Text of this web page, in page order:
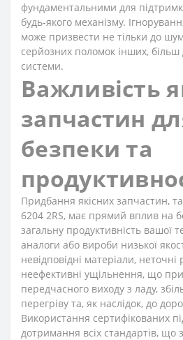
фундаментальними для
будь-якого механізму.
може призвести не тільки до
серйозних поломок інших, більш
системи.
Важливість
запчастин
безпеки та
Придбання якісних запчастин,
6204 2RS, має прямий вплив на
загальну продуктивність вашої
аналоги або вироби низької
невідповідні матеріали, неточні
неефективні ущільнення, що
передчасного виходу з ладу,
перегріву та, як наслідок, до
Використання сертифікованих
дотримання всіх стандартів, що